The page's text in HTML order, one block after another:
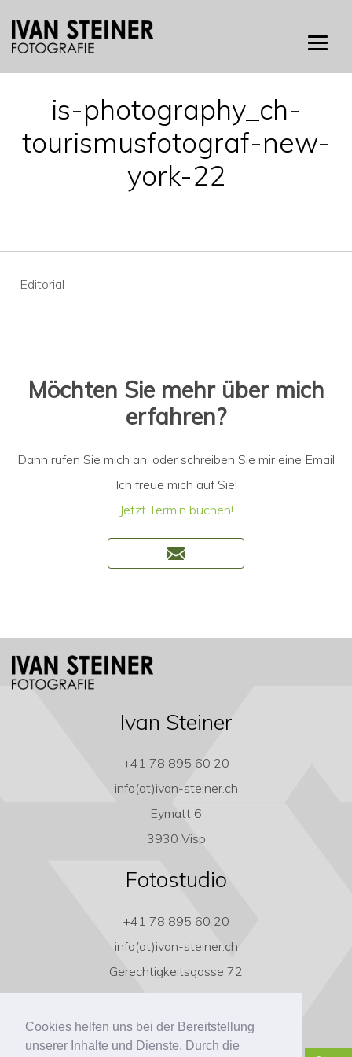
Cookies helfen uns bei der Bereitstellung
unserer Inhalte und Dienste. Durch die
is-photography_ch-
tourismusfotograf-new-
york-22
Beitragsnavigation
Editorial
Möchten Sie mehr über mich
erfahren?
Dann rufen Sie mich an, oder schreiben Sie mir eine Email
Ich freue mich auf Sie!
Jetzt Termin buchen!
Ivan Steiner
+41 78 895 60 20
info(at)ivan-steiner.ch
Eymatt 6
3930 Visp
Fotostudio
+41 78 895 60 20
info(at)ivan-steiner.ch
Gerechtigkeitsgasse 72
3011 Bern